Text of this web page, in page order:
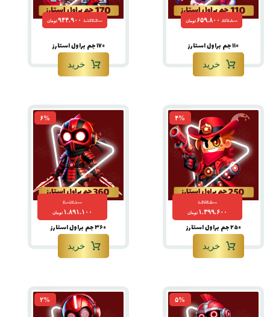
۱۱۰ جم براول استارز
۸۲۷.۸۰۰ ۶۵۹.۸۰۰ تومان
خرید
۱۷۰ جم براول استارز
۱.۱۳۳.۴۰۰ ۹۴۴.۹۰۰تومان
خرید
۲۵۰ جم براول استارز
۱.۴۶۴.۵۰۰
۱.۳۹۹.۶۰۰ تومان
۴%
خرید
۳۶۰ جم براول استارز
۲.۰۱۲.۱۰۰
۱.۸۹۱.۱۰۰ تومان
۶%
خرید
۵% ۲%